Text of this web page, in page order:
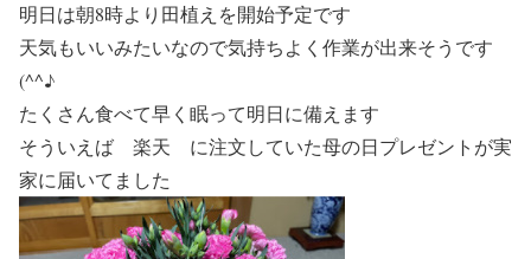
明日は朝8時より田植えを開始予定です
天気もいいみたいなので気持ちよく作業が出来そうです
(^^♪
たくさん食べて早く眠って明日に備えます
そういえば 楽天 に注文していた母の日プレゼントが実
家に届いてました